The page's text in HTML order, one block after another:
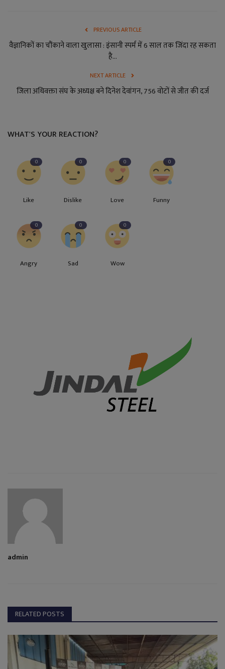
PREVIOUS ARTICLE
वैज्ञानिकों का चौंकाने वाला खुलासा : इंसानी स्पर्म में 6 साल तक जिंदा रह सकता
है...
NEXT ARTICLE
जिला अधिवक्ता संघ के अध्यक्ष बने दिनेश देवांगन, 756 वोटों से जीत की दर्ज
WHAT'S YOUR REACTION?
0
Like
0
Dislike
0
Love
0
Funny
0
Angry
0
Sad
0
Wow
admin
RELATED POSTS